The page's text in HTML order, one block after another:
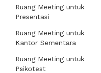
Ruang Meeting untuk
Presentasi
Ruang Meeting untuk
Kantor Sementara
Ruang Meeting untuk
Psikotest